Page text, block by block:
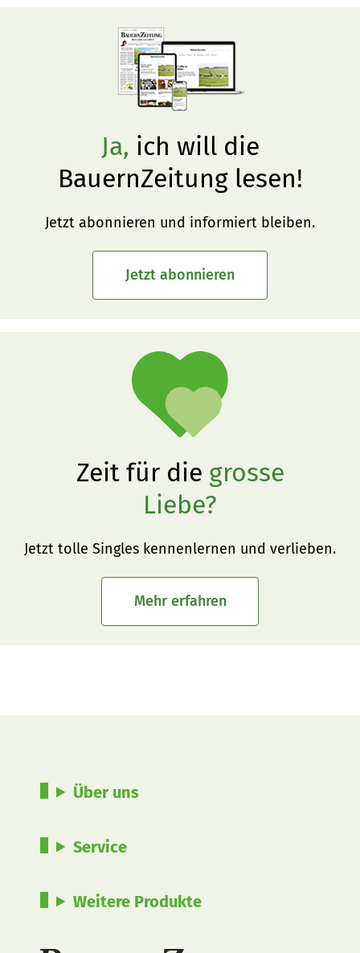
Ja, ich will die
BauernZeitung lesen!
Jetzt abonnieren und informiert bleiben.
Jetzt abonnieren
Zeit für die grosse
Liebe?
Jetzt tolle Singles kennenlernen und verlieben.
Mehr erfahren
Über uns
Service
Weitere Produkte